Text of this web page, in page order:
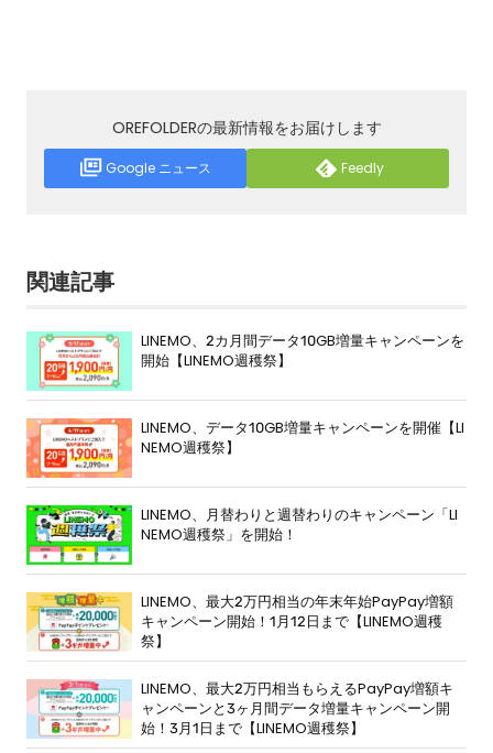
OREFOLDERの最新情報をお届けします
Google ニュース Feedly
関連記事
LINEMO、2カ月間データ10GB増量キャンペーンを
開始【LINEMO週穫祭】
LINEMO、データ10GB増量キャンペーンを開催【LI
NEMO週穫祭】
LINEMO、月替わりと週替わりのキャンペーン「LI
NEMO週穫祭」を開始！
LINEMO、最大2万円相当の年末年始PayPay増額
キャンペーン開始！1月12日まで【LINEMO週穫
祭】
LINEMO、最大2万円相当もらえるPayPay増額キ
ャンペーンと3ヶ月間データ増量キャンペーン開
始！3月1日まで【LINEMO週穫祭】